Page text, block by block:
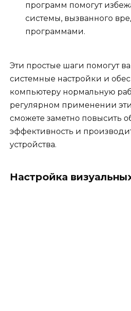
программ помогут
системы, вызванного
программами.
Эти простые шаги помогут
системные настройки и
компьютеру нормальную
регулярном применении
сможете заметно повысить
эффективность и
устройства.
Настройка